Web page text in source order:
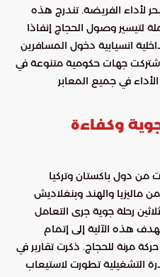
لأداء الفريضة. تندرج هذه
وصول الحجاج إنفاذا
انسيابية دخول المسافرين
جهات حكومية متنوعة في
في جميع المعابر
وكفاءة
من دول باكستان وتركيا
ماليزيا والهند وبنغلاديش
رحلة جوية جرى التعامل
هذه الآلية إلى إتمام
مرنة للحجاج. ذكرت تقارير في
التشغيلية تطورت لاستيعاب